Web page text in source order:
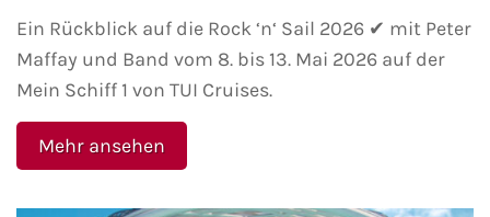
Ein Rückblick auf die Rock ‘n‘ Sail 2026 ✔ mit Peter
Maffay und Band vom 8. bis 13. Mai 2026 auf der
Mein Schiff 1 von TUI Cruises.
Mehr ansehen